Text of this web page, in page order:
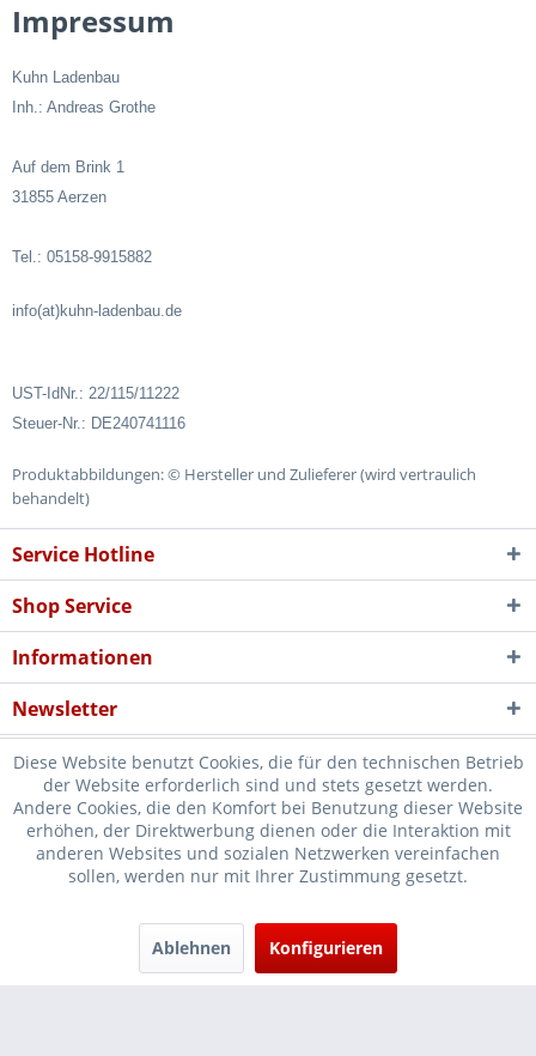
Impressum
Kuhn Ladenbau
Inh.: Andreas Grothe
Auf dem Brink 1
31855 Aerzen
Tel.: 05158-9915882
info(at)kuhn-ladenbau.de
UST-IdNr.: 22/115/11222
Steuer-Nr.: DE240741116
Produktabbildungen:© Hersteller und Zulieferer (wird vertraulich
behandelt)
Service Hotline
Shop Service
Informationen
Newsletter
* Verkauf nur an Unternehmer, Gewerbetreibende, Freiberufler und
öffentliche Institutionen, daher verstehen sich alle Preise zzgl.
nicht anders beschrieben
Diese Website benutzt Cookies, die für den technischen Betrieb
der Website erforderlich sind und stets gesetzt werden.
Andere Cookies, die den Komfort bei Benutzung dieser Website
erhöhen, der Direktwerbung dienen oder die Interaktion mit
anderen Websites und sozialen Netzwerken vereinfachen
sollen, werden nur mit Ihrer Zustimmung gesetzt.
Ablehnen Konfigurieren